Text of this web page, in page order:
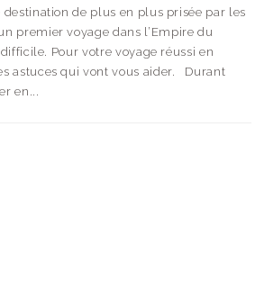
destination de plus en plus prisée par les
premier voyage dans l’Empire du
Pour votre voyage réussi en
astuces qui vont vous aider. Durant
en...